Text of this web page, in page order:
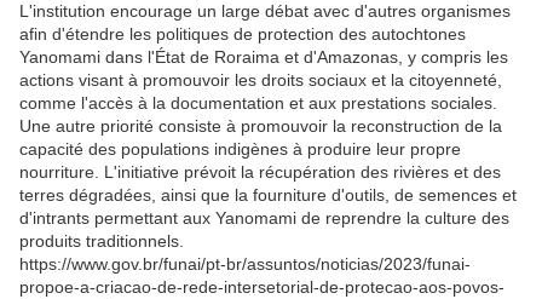
L'institution encourage un large débat avec d'autres organismes
afin d'étendre les politiques de protection des autochtones
Yanomami dans l'État de Roraima et d'Amazonas, y compris les
actions visant à promouvoir les droits sociaux et la citoyenneté,
comme l'accès à la documentation et aux prestations sociales.
Une autre priorité consiste à promouvoir la reconstruction de la
capacité des populations indigènes à produire leur propre
nourriture. L'initiative prévoit la récupération des rivières et des
terres dégradées, ainsi que la fourniture d'outils, de semences et
d'intrants permettant aux Yanomami de reprendre la culture des
produits traditionnels.
https://www.gov.br/funai/pt-br/assuntos/noticias/2023/funai-
propoe-a-criacao-de-rede-intersetorial-de-protecao-aos-povos-